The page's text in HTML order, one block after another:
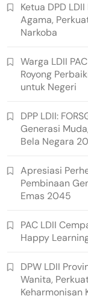
Ketua DPD
Agama,
Narkoba
Warga LDII
Royong
untuk Negeri
DPP LDII:
Generasi
Bela Negara
Apresiasi
Pembinaan
Emas 2045
PAC LDII
Happy
DPW LDII
Wanita,
Keharmonisan